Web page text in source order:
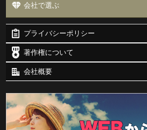
会社で選ぶ
プライバシーポリシー
著作権について
会社概要